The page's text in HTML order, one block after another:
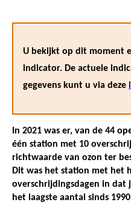
U bekijkt op dit moment
indicator. De actuele
gegevens kunt u via deze
In 2021 was er, van de 44
één station met 10
richtwaarde van ozon ter
Dit was het station met het
overschrijdingsdagen in dat
het laagste aantal sinds